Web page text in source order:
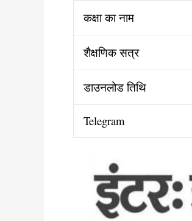
कक्षा का नाम
शैक्षणिक सत्र
डाउनलोड तिथि
Telegram